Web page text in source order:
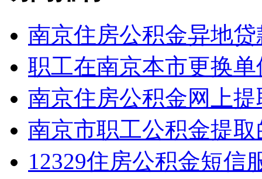
南京住房公积金异地
职工在南京本市更换
南京住房公积金网上
南京市职工公积金提
12329住房公积金短信